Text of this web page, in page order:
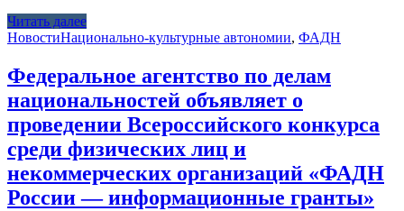
Читать далее
НовостиНационально-культурные автономии, ФАДН
Федеральное агентство по делам
национальностей объявляет о
проведении Всероссийского конкурса
среди физических лиц и
некоммерческих организаций «ФАДН
России — информационные гранты»